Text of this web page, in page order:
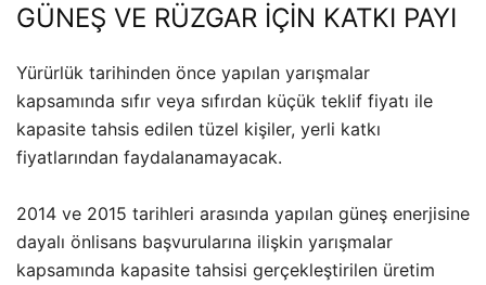
GÜNEŞ VE RÜZGAR İÇİN KATKI PAYI
Yürürlük tarihinden önce yapılan yarışmalar
kapsamında sıfır veya sıfırdan küçük teklif fiyatı ile
kapasite tahsis edilen tüzel kişiler, yerli katkı
fiyatlarından faydalanamayacak.
2014 ve 2015 tarihleri arasında yapılan güneş enerjisine
dayalı önlisans başvurularına ilişkin yarışmalar
kapsamında kapasite tahsisi gerçekleştirilen üretim